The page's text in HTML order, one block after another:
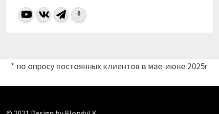
* по опросу постоянных клиентов в мае-июне 2025г